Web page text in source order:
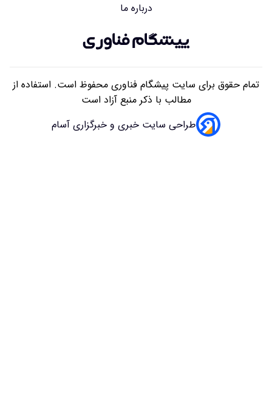
درباره ما
تمام حقوق برای سایت پیشگام فناوری محفوظ است. استفاده از
مطالب با ذکر منبع آزاد است
طراحی سایت خبری و خبرگزاری آسام